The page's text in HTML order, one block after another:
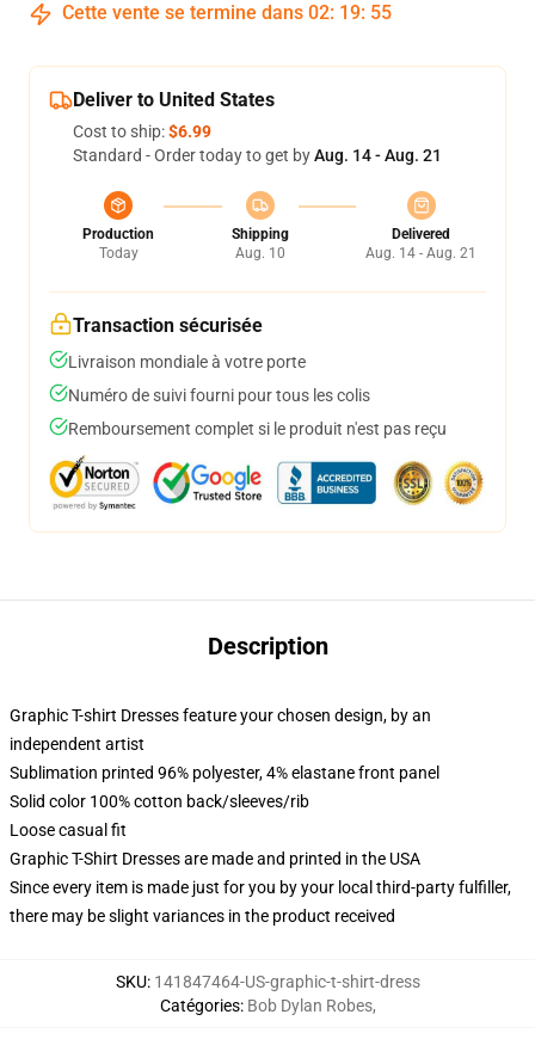
Cette vente se termine dans 02: 19: 54
Deliver to United States
Cost to ship:$6.99
Standard - Order today to get byAug. 14 - Aug. 21
Production
Today
Shipping
Aug. 10
Delivered
Aug. 14 - Aug. 21
Transaction sécurisée
Livraison mondiale à votre porte
Numéro de suivi fourni pour tous les colis
Remboursement complet si le produit n'est pas reçu
Description
Graphic T-shirt Dresses feature your chosen design, by an
independent artist
Sublimation printed 96% polyester, 4% elastane front panel
Solid color 100% cotton back/sleeves/rib
Loose casual fit
Graphic T-Shirt Dresses are made and printed in the USA
Since every item is made just for you by your local third-party fulfiller,
there may be slight variances in the product received
SKU: 141847464-US-graphic-t-shirt-dress
Catégories: Bob Dylan Robes,